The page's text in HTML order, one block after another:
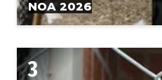
NOA 2026